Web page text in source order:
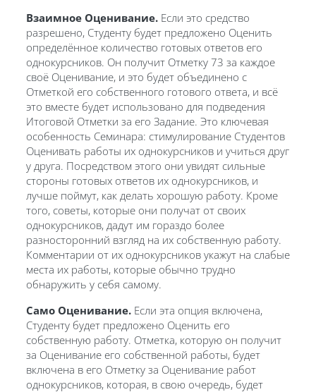
Взаимное Оценивание. Если это средство
разрешено, Студенту будет предложено Оценить
определённое количество готовых ответов его
однокурсников. Он получит Отметку 73 за каждое
своё Оценивание, и это будет объединено с
Отметкой его собственного готового ответа, и всё
это вместе будет использовано для подведения
Итоговой Отметки за его Задание. Это ключевая
особенность Семинара: стимулирование Студентов
Оценивать работы их однокурсников и учиться друг
у друга. Посредством этого они увидят сильные
стороны готовых ответов их однокурсников, и
лучше поймут, как делать хорошую работу. Кроме
того, советы, которые они получат от своих
однокурсников, дадут им гораздо более
разносторонний взгляд на их собственную работу.
Комментарии от их однокурсников укажут на слабые
места их работы, которые обычно трудно
обнаружить у себя самому.
Само Оценивание. Если эта опция включена,
Студенту будет предложено Оценить его
собственную работу. Отметка, которую он получит
за Оценивание его собственной работы, будет
включена в его Отметку за Оценивание работ
однокурсников, которая, в свою очередь, будет